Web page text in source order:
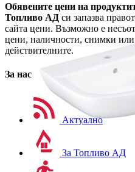
Обявените цени на
Топливо АД си запазва
сайта цени. Възможно е
цени, наличности, снимки
действителните.
За нас
Актуално
За Топливо АД